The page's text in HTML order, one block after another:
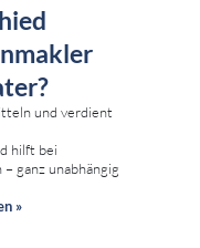
und verdient
hilft bei
ganz unabhängig
»